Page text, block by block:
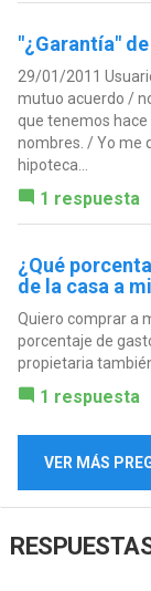
"¿Garantía"
29/01/2011
mutuo acuerdo /
que tenemos hace
nombres. / Yo me
hipoteca...
1 respuesta
¿Qué
de la casa a
Quiero comprar a
porcentaje de
propietaria
1 respuesta
VER MÁS